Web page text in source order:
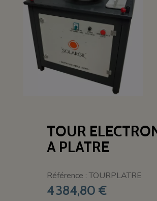
TOUR
A PLATRE
Référence : TOURPLATRE
4 384,80 €